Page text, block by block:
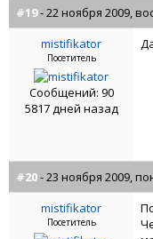
#19- 22 ноября 2009,
mistifikator
Посетитель
Сообщений: 90
5817 дней назад
#20- 23 ноября 2009,
mistifikator
Посетитель